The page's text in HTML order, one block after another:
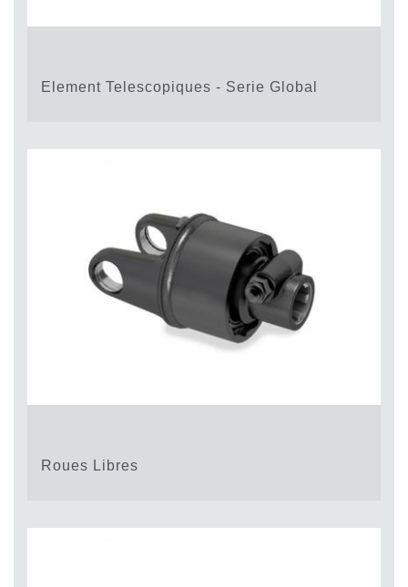
Element Telescopiques - Serie Global
Roues Libres